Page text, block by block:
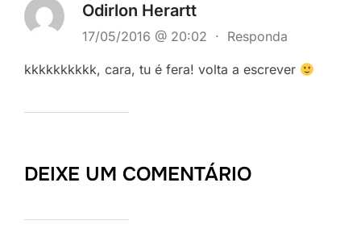
Odirlon Herartt
17/05/2016 @ 20:02 · Responda
kkkkkkkkkk, cara, tu é fera! volta a escrever
DEIXE UM COMENTÁRIO